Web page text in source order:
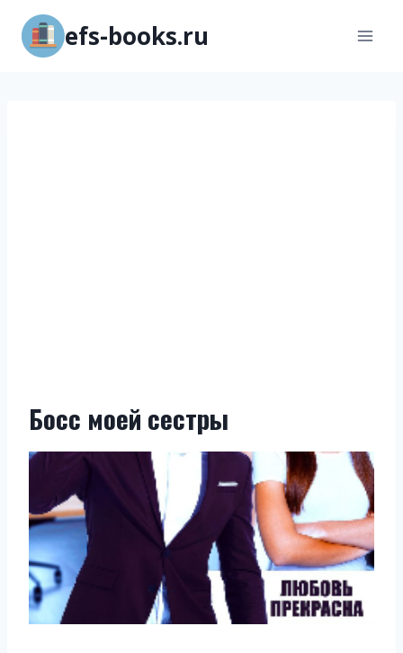
Перейти
содержимому
efs-books.ru
Босс моей сестры